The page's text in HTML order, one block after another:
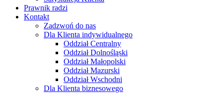
Prawnik radzi
Kontakt
Zadzwoń do nas
Dla Klienta indywidualnego
Oddział Centralny
Oddział Dolnośląski
Oddział Małopolski
Oddział Mazurski
Oddział Wschodni
Dla Klienta biznesowego